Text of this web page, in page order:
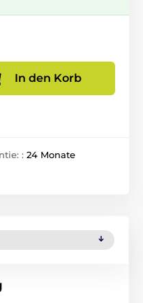
In den Korb
: 24 Monate